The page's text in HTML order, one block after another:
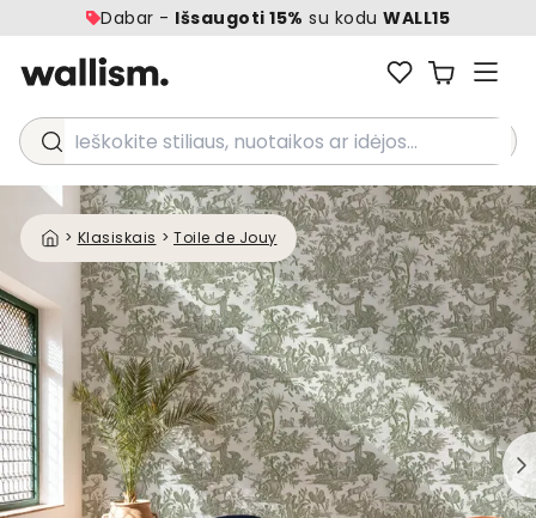
Dabar - Išsaugoti 15% su kodu WALL15
Ieškokite stiliaus, nuotaikos ar idėjos...
> Klasiskais > Toile de Jouy